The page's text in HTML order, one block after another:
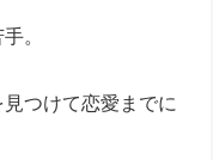
。
つけて恋愛までに